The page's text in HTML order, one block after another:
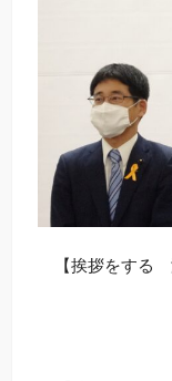
【挨拶をす